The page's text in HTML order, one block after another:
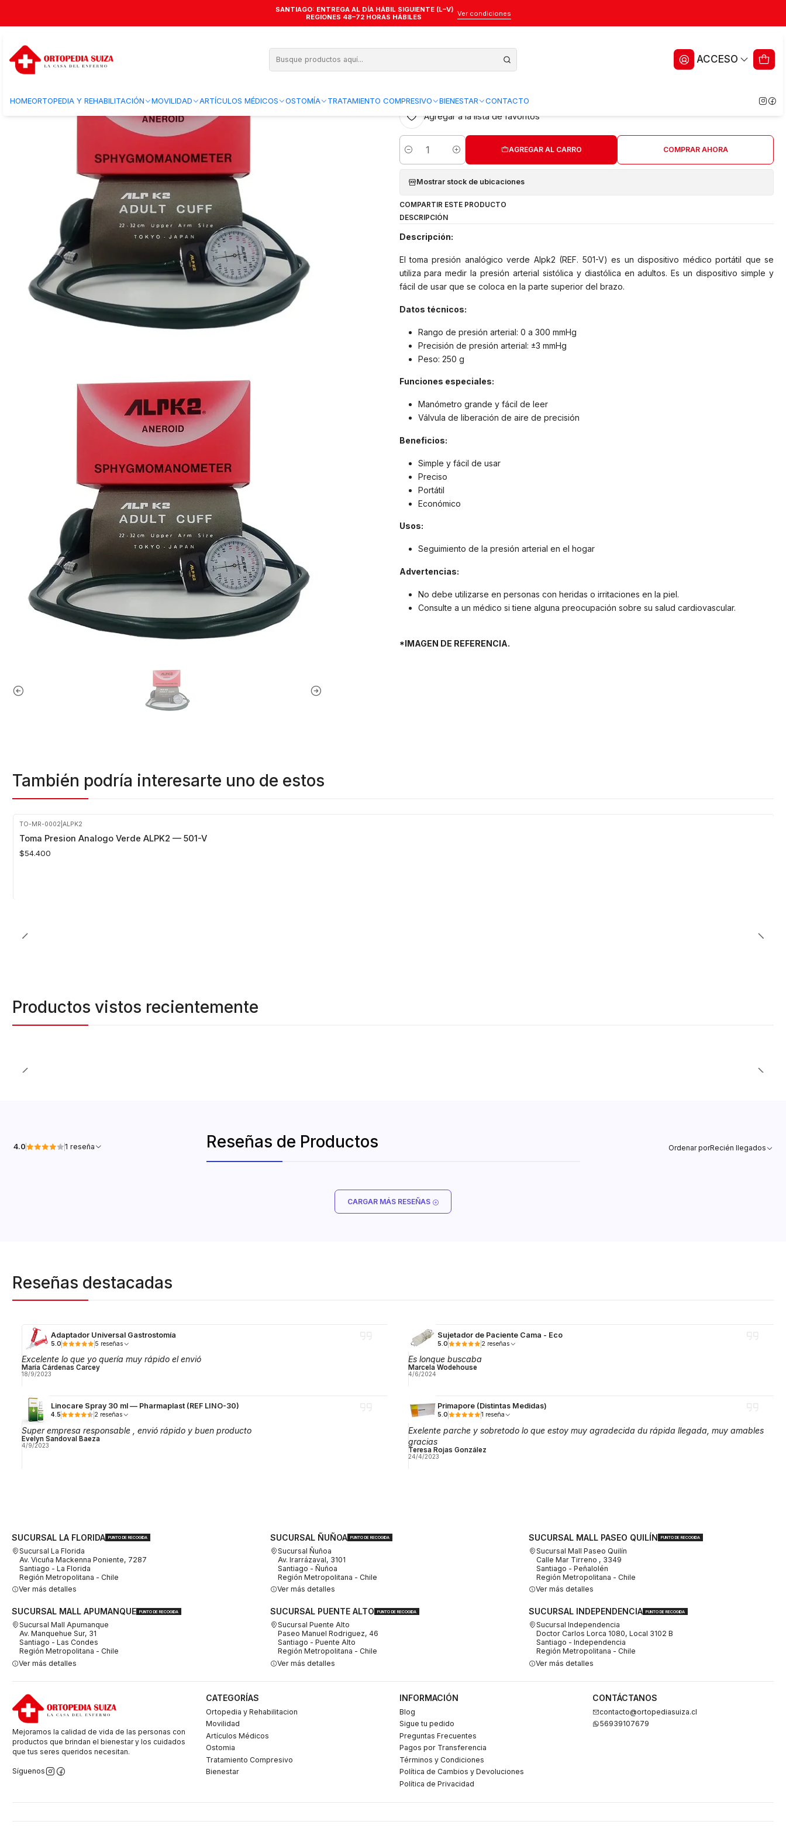
ACCESO
HOMEORTOPEDIA Y REHABILITACIÓN MOVILIDAD ARTÍCULOS MÉDICOS OSTOMÍA TRATAMIENTO COMPRESIVO BIENESTAR CONTACTO
SANTIAGO: ENTREGA AL DÍA HÁBIL SIGUIENTE (L–V)
REGIONES 48–72 HORAS HÁBILES
Ver condiciones
Toma Presion Analogo Rojo — ALPK2 — SIN FONENDO — 500-V
Toma Presion Analogo Rojo — ALPK2 — SIN
FONENDO — 500-V
Agregar a la lista de favoritos
Cantidad
AGREGAR AL CARRO COMPRAR AHORA
Mostrar stock de ubicaciones
COMPARTIR ESTE PRODUCTO
DESCRIPCIÓN
Descripción:
El toma presión analógico verde Alpk2 (REF. 501-V) es un dispositivo médico portátil que se
utiliza para medir la presión arterial sistólica y diastólica en adultos. Es un dispositivo simple y
fácil de usar que se coloca en la parte superior del brazo.
Datos técnicos:
Rango de presión arterial: 0 a 300 mmHg
Precisión de presión arterial: ±3 mmHg
Peso: 250 g
Funciones especiales:
Manómetro grande y fácil de leer
Válvula de liberación de aire de precisión
Beneficios:
Simple y fácil de usar
Preciso
Portátil
Económico
Usos:
Seguimiento de la presión arterial en el hogar
Advertencias:
No debe utilizarse en personas con heridas o irritaciones en la piel.
Consulte a un médico si tiene alguna preocupación sobre su salud cardiovascular.
*IMAGEN DE REFERENCIA.
También podría interesarte uno de estos
TO-MR-0002 ALPK2
Toma Presion Analogo Verde ALPK2 — 501-V
$54.400
Productos vistos recientemente
Reseñas de Productos
4.0 1 reseña Ordenar porRecién llegados
CARGAR MÁS RESEÑAS
Reseñas destacadas
Adaptador Universal Gastrostomía
5.0 5 reseñas
Excelente lo que yo quería muy rápido el envió
María Cárdenas Carcey
18/9/2023
Sujetador de Paciente Cama - Eco
5.0 2 reseñas
Es lonque buscaba
Marcela Wodehouse
4/6/2024
Linocare Spray 30 ml — Pharmaplast (REF LINO-30)
4.5 2 reseñas
Super empresa responsable , envió rápido y buen producto
Evelyn Sandoval Baeza
4/9/2023
Primapore (Distintas Medidas)
5.0 1 reseña
Exelente parche y sobretodo lo que estoy muy agradecida du rápida llegada, muy amables
gracias
Teresa Rojas González
24/4/2023
SUCURSAL LA FLORIDA PUNTO DE RECOGIDA
Sucursal La Florida
Av. Vicuña Mackenna Poniente, 7287
Santiago - La Florida
Región Metropolitana - Chile
Ver más detalles
SUCURSAL ÑUÑOA PUNTO DE RECOGIDA
Sucursal Ñuñoa
Av. Irarrázaval, 3101
Santiago - Ñuñoa
Región Metropolitana - Chile
Ver más detalles
SUCURSAL MALL PASEO QUILÍN PUNTO DE RECOGIDA
Sucursal Mall Paseo Quilín
Calle Mar Tirreno , 3349
Santiago - Peñalolén
Región Metropolitana - Chile
Ver más detalles
SUCURSAL MALL APUMANQUE PUNTO DE RECOGIDA
Sucursal Mall Apumanque
Av. Manquehue Sur, 31
Santiago - Las Condes
Región Metropolitana - Chile
Ver más detalles
SUCURSAL PUENTE ALTO PUNTO DE RECOGIDA
Sucursal Puente Alto
Paseo Manuel Rodriguez, 46
Santiago - Puente Alto
Región Metropolitana - Chile
Ver más detalles
SUCURSAL INDEPENDENCIA PUNTO DE RECOGIDA
Sucursal Independencia
Doctor Carlos Lorca 1080, Local 3102 B
Santiago - Independencia
Región Metropolitana - Chile
Ver más detalles
Mejoramos la calidad de vida de las personas con
productos que brindan el bienestar y los cuidados
que tus seres queridos necesitan.
Síguenos
CATEGORÍAS
Ortopedia y Rehabilitacion
Movilidad
Artículos Médicos
Ostomia
Tratamiento Compresivo
Bienestar
INFORMACIÓN
Blog
Sigue tu pedido
Preguntas Frecuentes
Pagos por Transferencia
Términos y Condiciones
Política de Cambios y Devoluciones
Política de Privacidad
CONTÁCTANOS
contacto@ortopediasuiza.cl
56939107679